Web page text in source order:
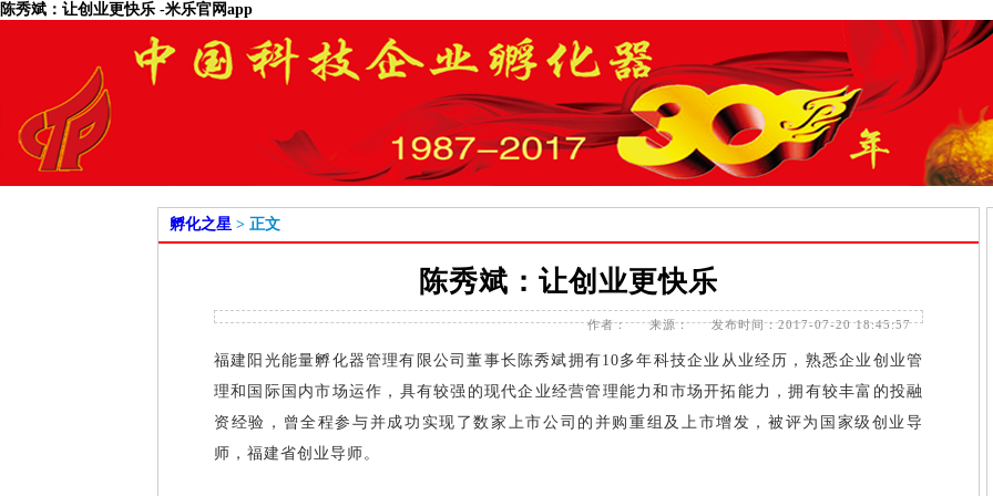
陈秀斌：让创业更快乐 -米乐官网app
孵化之星 > 正文
陈秀斌：让创业更快乐
发布时间：2017-07-20 18:45:57
来源：
作者：
福建阳光能量孵化器管理有限公司董事长陈秀斌拥有10多年科技企业从业经历，熟悉企业创业管
理和国际国内市场运作，具有较强的现代企业经营管理能力和市场开拓能力，拥有较丰富的投融
资经验，曾全程参与并成功实现了数家上市公司的并购重组及上市增发，被评为国家级创业导
师，福建省创业导师。